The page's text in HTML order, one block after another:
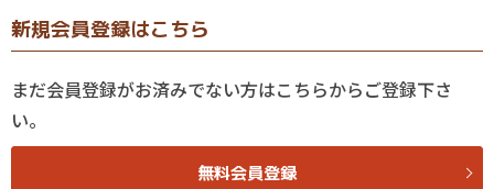
新規会員登録はこちら
まだ会員登録がお済みでない方はこちらからご登録下さ
い。
無料会員登録